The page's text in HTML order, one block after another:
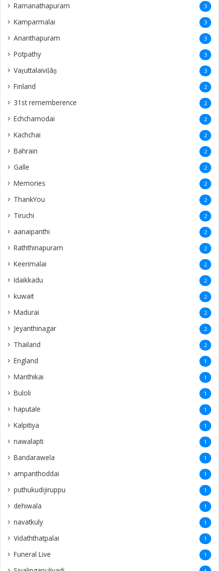
Ramanathapuram 3
Kamparmalai 3
Ananthapuram 3
‎Potpathy 3
Vaṟuttalaiviḷāṉ 3
Finland 2
31st rememberence 2
Echchamodai 2
Kachchai 2
Bahrain 2
Galle 2
Memories 2
ThankYou 2
Tiruchi 2
aanaipanthi 2
Raththinapuram 2
Keerimalai 2
Idaikkadu 2
kuwait 2
Madurai 2
Jeyanthinagar 2
Thailand 2
England 1
Manthikai 1
Buloli 1
haputale 1
Kalpitiya 1
nawalapti 1
Bandarawela 1
ampanthoddai 1
puthukudijiruppu 1
dehiwala 1
navatkuly 1
Vidaththatpalai 1
Funeral Live 1